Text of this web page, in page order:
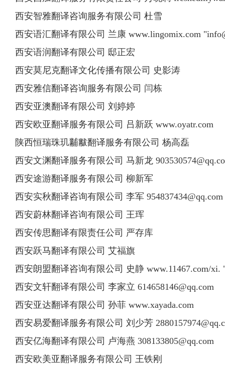
西安智雅翻译咨询服务有限公司 杜雪
西安语汇翻译有限公司 兰康 www.lingomix.com "
西安语润翻译有限公司 邸正宏
西安莫尼克翻译文化传播有限公司 史影涛
西安雅信翻译咨询服务有限公司 闫栋
西安亚澳翻译有限公司 刘婷婷
西安欧亚翻译服务有限公司 吕新跃 www.oyatr.com
陕西恒瑞珠玑黼黻翻译服务有限公司 杨高磊
西安文渊翻译服务有限公司 马新龙
西安途游翻译服务有限公司 柳新军
西安实秋翻译咨询有限公司 李军 954837434@qq.com
西安蔚林翻译咨询有限公司 王珲
西安传思翻译有限责任公司 严存库
西安跃马翻译有限公司 艾福旗
西安朗盟翻译咨询有限公司 史静 www.11467.com/xi.
西安文轩翻译有限公司 李家立 614658146@qq.com
西安亚达翻译有限公司 孙菲 www.xayada.com
西安易爱翻译服务有限公司 刘少芳
西安亿海翻译有限公司 卢海燕 308133805@qq.com
西安欧美亚翻译服务有限公司 王铁刚